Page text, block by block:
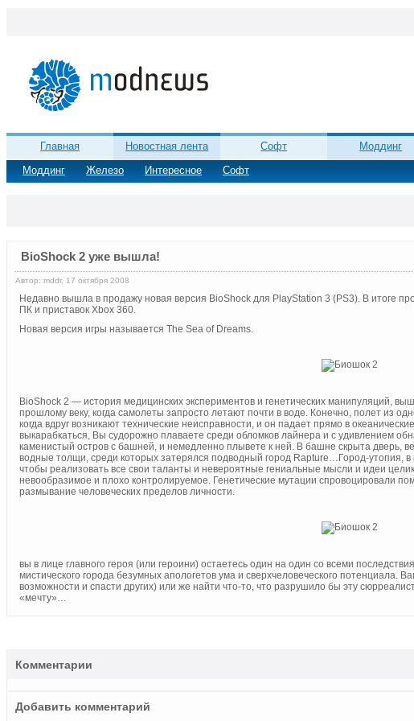
Главная
Новостная лента
Моддинг
Железо Интересное Софт
Софт Моддинг
BioShock 2 уже вышла!
Автор: mddr, 17 октября 2008
Недавно вышла в продажу новая версия BioShock для PlayStation 3 (PS3). В итоге
ПК и приставок Xbox 360.
Новая версия игры называется The Sea of Dreams.
BioShock 2 — история медицинских экспериментов и генетических манипуляций,
прошлому веку, когда самолеты запросто летают почти в воде. Конечно, полет из
когда вдруг возникают технические неисправности, и он падает прямо в
выкарабкаться, Вы судорожно плаваете среди обломков лайнера и с удивлением
каменистый остров с башней, и немедленно плывете к ней. В башне скрыта дверь,
водные толщи, среди которых затерялся подводный город Rapture…Город-утопия, в
чтобы реализовать все свои таланты и невероятные гениальные мысли и идеи
невообразимое и плохо контролируемое. Генетические мутации спровоцировали
размывание человеческих пределов личности.
вы в лице главного героя (или героини) остаетесь один на один со всеми
мистического города безумных апологетов ума и сверхчеловеческого потенциала.
возможности и спасти других) или же найти что-то, что разрушило бы эту
«мечту»…
Комментарии
Добавить комментарий